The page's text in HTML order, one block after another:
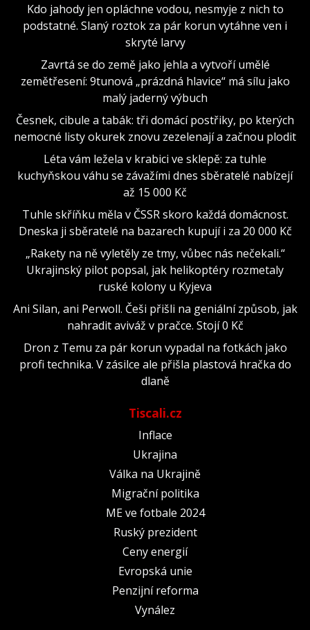
Kdo jahody jen opláchne vodou, nesmyje z nich to
podstatné. Slaný roztok za pár korun vytáhne ven i
skryté larvy
Zavrtá se do země jako jehla a vytvoří umělé
zemětřesení: 9tunová „prázdná hlavice“ má sílu jako
malý jaderný výbuch
Česnek, cibule a tabák: tři domácí postřiky, po kterých
nemocné listy okurek znovu zezelenají a začnou plodit
Léta vám ležela v krabici ve sklepě: za tuhle
kuchyňskou váhu se závažími dnes sběratelé nabízejí
až 15 000 Kč
Tuhle skříňku měla v ČSSR skoro každá domácnost.
Dneska ji sběratelé na bazarech kupují i za 20 000 Kč
„Rakety na ně vyletěly ze tmy, vůbec nás nečekali.“
Ukrajinský pilot popsal, jak helikoptéry rozmetaly
ruské kolony u Kyjeva
Ani Silan, ani Perwoll. Češi přišli na geniální způsob, jak
nahradit aviváž v pračce. Stojí 0 Kč
Dron z Temu za pár korun vypadal na fotkách jako
profi technika. V zásilce ale přišla plastová hračka do
dlaně
Tiscali.cz
Inflace
Ukrajina
Válka na Ukrajině
Migrační politika
ME ve fotbale 2024
Ruský prezident
Ceny energií
Evropská unie
Penzijní reforma
Vynález